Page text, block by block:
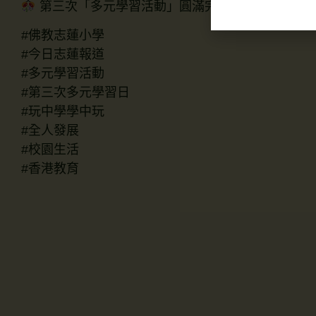
第三次「多元學習活動」圓滿完成！校園再次充
#佛教志蓮小學
#今日志蓮報道
#多元學習活動
#第三次多元學習日
#玩中學學中玩
#全人發展
#校園生活
#香港教育